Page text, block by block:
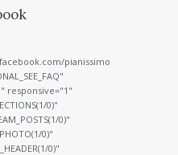
pianissimo
responsive="1"
0)"
0)"
0)"
0)"